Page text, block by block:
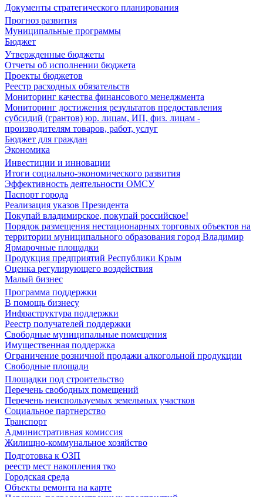
Документы стратегического планирования
Прогноз развития
Муниципальные программы
Бюджет
Утвержденные бюджеты
Отчеты об исполнении бюджета
Проекты бюджетов
Реестр расходных обязательств
Мониторинг качества финансового менеджмента
Мониторинг достижения результатов предоставления
субсидий (грантов) юр. лицам, ИП, физ. лицам -
производителям товаров, работ, услуг
Бюджет для граждан
Экономика
Инвестиции и инновации
Итоги социально-экономического развития
Эффективность деятельности ОМСУ
Паспорт города
Реализация указов Президента
Покупай владимирское, покупай российское!
Порядок размещения нестационарных торговых объектов на
территории муниципального образования город Владимир
Ярмарочные площадки
Продукция предприятий Республики Крым
Оценка регулирующего воздействия
Малый бизнес
Программа поддержки
В помощь бизнесу
Инфраструктура поддержки
Реестр получателей поддержки
Свободные муниципальные помещения
Имущественная поддержка
Ограничение розничной продажи алкогольной продукции
Свободные площади
Площадки под строительство
Перечень свободных помещений
Перечень неиспользуемых земельных участков
Социальное партнерство
Транспорт
Административная комиссия
Жилищно-коммунальное хозяйство
Подготовка к ОЗП
реестр мест накопления тко
Городская среда
Объекты ремонта на карте